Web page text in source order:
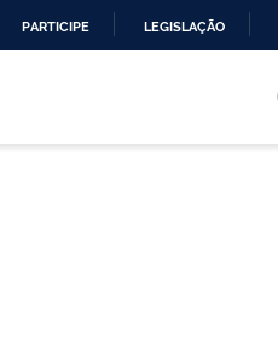
PARTICIPE LEGISLAÇÃO